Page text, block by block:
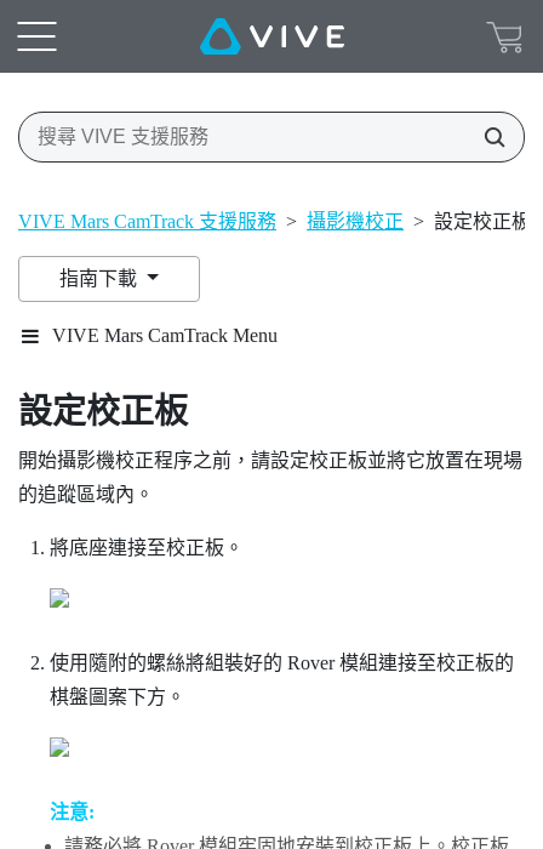
VIVE Mars CamTrack 支援服務 > 攝影機校正 > 設定校正板
指南下載
VIVE Mars CamTrack Menu
設定校正板
開始攝影機校正程序之前，請設定校正板並將它放置在現場
的追蹤區域內。
將底座連接至校正板。
使用隨附的螺絲將組裝好的 Rover模組連接至校正板的
棋盤圖案下方。
注意: